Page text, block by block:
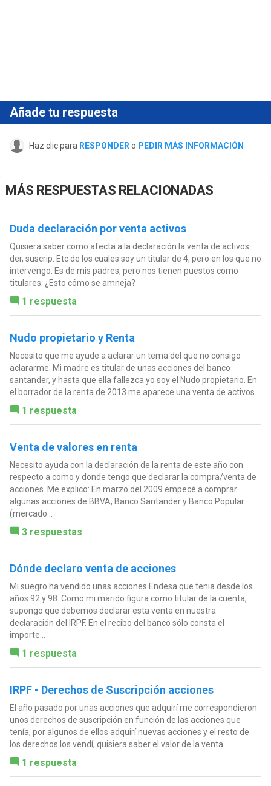
Añade tu respuesta
Haz clic para RESPONDER o PEDIR MÁS INFORMACIÓN
MÁS RESPUESTAS RELACIONADAS
Duda declaración por venta activos
Quisiera saber como afecta a la declaración la venta de activos
der, suscrip. Etc de los cuales soy un titular de 4, pero en los que no
intervengo. Es de mis padres, pero nos tienen puestos como
titulares. ¿Esto cómo se amneja?
1 respuesta
Nudo propietario y Renta
Necesito que me ayude a aclarar un tema del que no consigo
aclararme. Mi madre es titular de unas acciones del banco
santander, y hasta que ella fallezca yo soy el Nudo propietario. En
el borrador de la renta de 2013 me aparece una venta de activos...
1 respuesta
Venta de valores en renta
Necesito ayuda con la declaración de la renta de este año con
respecto a como y donde tengo que declarar la compra/venta de
acciones. Me explico: En marzo del 2009 empecé a comprar
algunas acciones de BBVA, Banco Santander y Banco Popular
(mercado...
3 respuestas
Dónde declaro venta de acciones
Mi suegro ha vendido unas acciones Endesa que tenia desde los
años 92 y 98. Como mi marido figura como titular de la cuenta,
supongo que debemos declarar esta venta en nuestra
declaración del IRPF. En el recibo del banco sólo consta el
importe...
1 respuesta
IRPF - Derechos de Suscripción acciones
El año pasado por unas acciones que adquirí me correspondieron
unos derechos de suscripción en función de las acciones que
tenía, por algunos de ellos adquirí nuevas acciones y el resto de
los derechos los vendí, quisiera saber el valor de la venta...
1 respuesta